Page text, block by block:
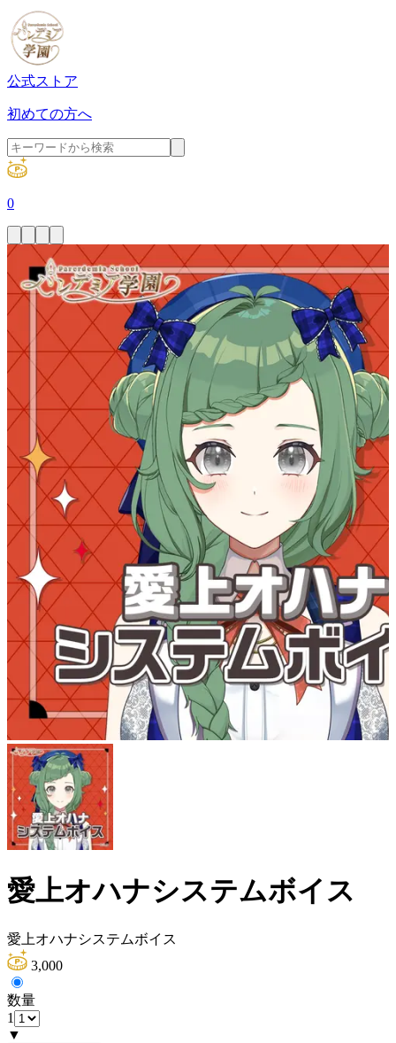
公式ストア
初めての方へ
0
愛上オハナシステムボイス
愛上オハナシステムボイス
3,000
数量
1
▼